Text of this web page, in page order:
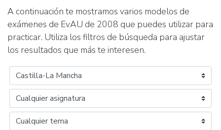
A continuación te mostramos varios modelos de
exámenes de EvAU de 2008 que puedes utilizar para
practicar. Utiliza los filtros de búsqueda para ajustar
los resultados que más te interesen.